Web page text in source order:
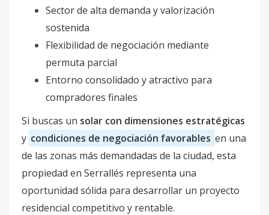
Sector de alta demanda y valorización
sostenida
Flexibilidad de negociación mediante
permuta parcial
Entorno consolidado y atractivo para
compradores finales
Si buscas un solar con dimensiones estratégicas
y condiciones de negociación favorables en una
de las zonas más demandadas de la ciudad, esta
propiedad en Serrallés representa una
oportunidad sólida para desarrollar un proyecto
residencial competitivo y rentable.